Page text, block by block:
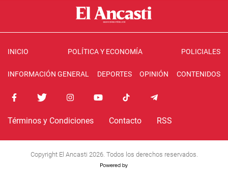
INICIO POLÍTICA Y ECONOMÍA POLICIALES
INFORMACIÓN GENERAL DEPORTES OPINIÓN CONTENIDOS
Términos y Condiciones Contacto RSS
Copyright El Ancasti 2026. Todos los derechos reservados.